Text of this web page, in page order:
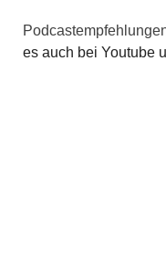
es auch bei Youtube